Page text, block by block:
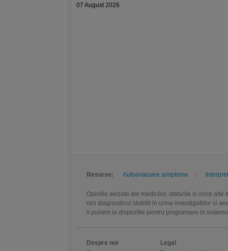
07 August 2026
Resurse: Autoevaluare simptome
Opiniile avizate ale medicilor, sfaturile si orice
nici diagnosticul stabilit in urma investigatiilor si
ii punem la dispozitie pentru programare in
Despre noi
Legal